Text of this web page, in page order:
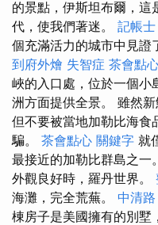
的景點，伊斯坦布爾，這
代，使我們著迷。 記帳
個充滿活力的城市中見證
到府外燴 失智症 茶會點
峽的入口處，位於一個小
洲方面提供全景。 雖然
但不要被當地加勒比海食
騙。 茶會點心 關鍵字 就
最接近的加勒比群島之一
外觀良好時，羅丹世界。
海灘，完全荒蕪。 中清
棟房子是美國擁有的別墅